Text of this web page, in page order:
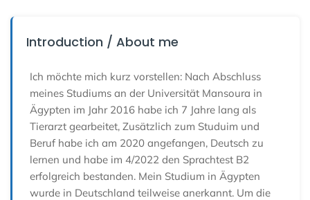
Introduction / About me
Ich möchte mich kurz vorstellen: Nach Abschluss
meines Studiums an der Universität Mansoura in
Ägypten im Jahr 2016 habe ich 7 Jahre lang als
Tierarzt gearbeitet, Zusätzlich zum Studuim und
Beruf habe ich am 2020 angefangen, Deutsch zu
lernen und habe im 4/2022 den Sprachtest B2
erfolgreich bestanden. Mein Studium in Ägypten
wurde in Deutschland teilweise anerkannt. Um die